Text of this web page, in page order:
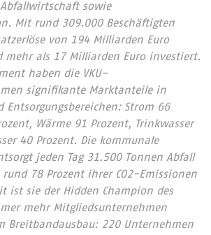
Abfallwirtschaft sowie
Mit rund 309.000 Beschäftigten
von 194 Milliarden Euro
mehr als 17 Milliarden Euro investiert.
haben die VKU-
signifikante Marktanteile in
Entsorgungsbereichen: Strom 66
Wärme 91 Prozent, Trinkwasser
40 Prozent. Die kommunale
jeden Tag 31.500 Tonnen Abfall
78 Prozent ihrer CO2-Emissionen
ist sie der Hidden Champion des
mehr Mitgliedsunternehmen
Breitbandausbau: 220 Unternehmen